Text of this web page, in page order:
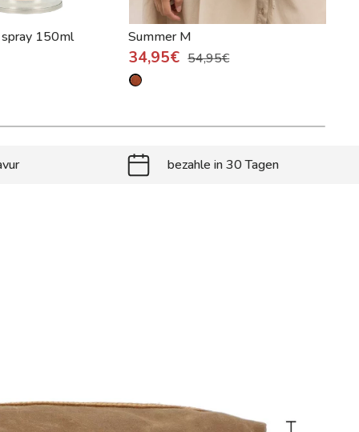
150ml Summer M
34,95€ 54,95€
bezahle in 30 Tagen